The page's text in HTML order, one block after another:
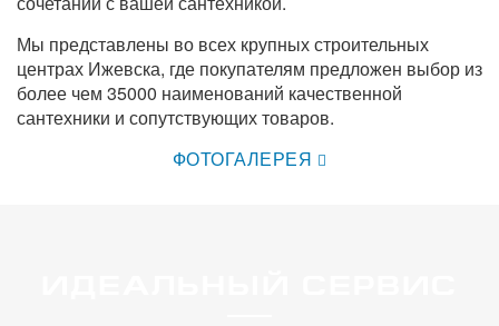
Мы представлены во всех крупных строительных
центрах Ижевска, где покупателям предложен выбор из
более чем 35000 наименований качественной
сантехники и сопутствующих товаров.
ФОТОГАЛЕРЕЯ